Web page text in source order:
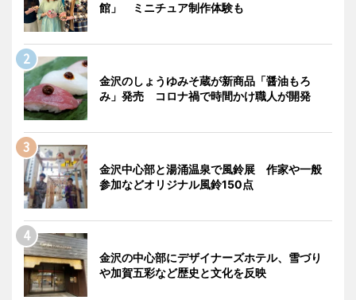
館」 ミニチュア制作体験も
金沢のしょうゆみそ蔵が新商品「醤油もろ
み」発売 コロナ禍で時間かけ職人が開発
金沢中心部と湯涌温泉で風鈴展 作家や一般
参加などオリジナル風鈴150点
金沢の中心部にデザイナーズホテル、雪づり
や加賀五彩など歴史と文化を反映